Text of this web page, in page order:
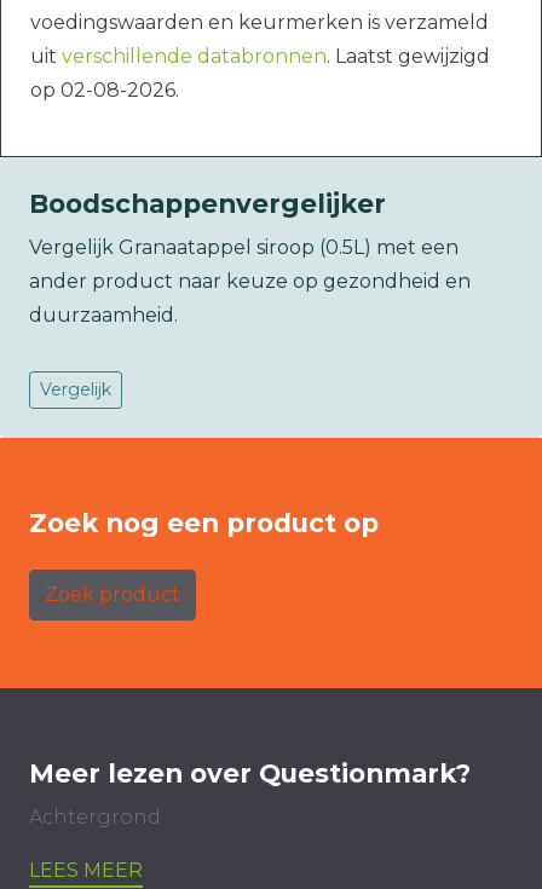
voedingswaarden en keurmerken is verzameld
uit verschillende databronnen. Laatst gewijzigd
op 02-08-2026.
Boodschappenvergelijker
Vergelijk Granaatappel siroop (0.5L) met een
ander product naar keuze op gezondheid en
duurzaamheid.
Vergelijk
Zoek nog een product op
Zoek product
Meer lezen over Questionmark?
Achtergrond
LEES MEER